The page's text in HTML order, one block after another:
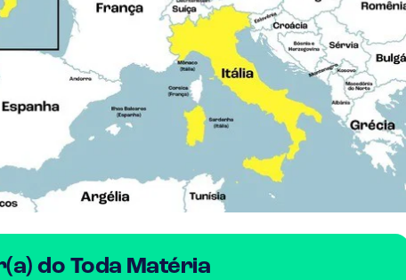
do Toda Matéria